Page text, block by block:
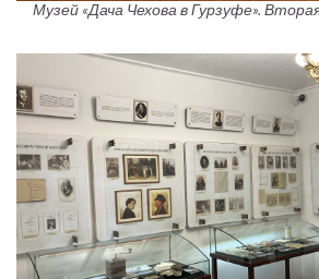
Музей «Дача Чехова в Гурзуфе».